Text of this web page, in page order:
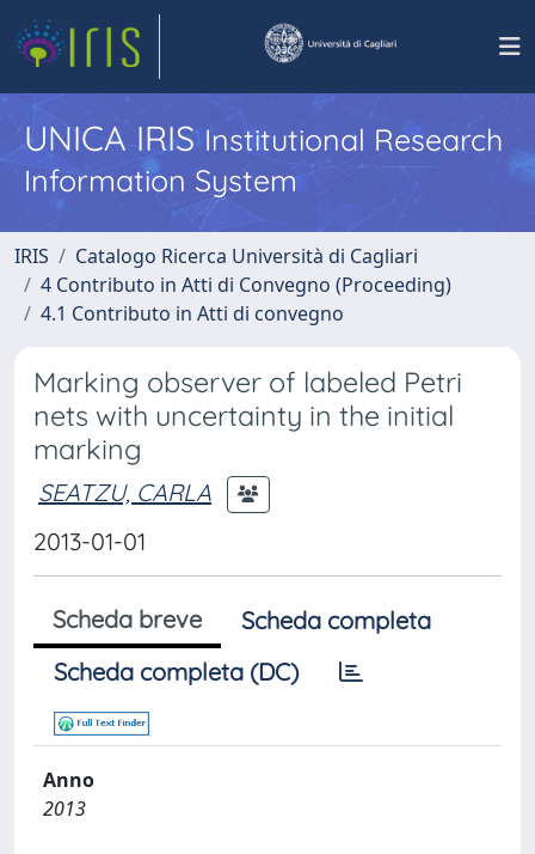
UNICA IRISInstitutional Research
Information System
IRIS
Catalogo Ricerca Università di Cagliari
4 Contributo in Atti di Convegno (Proceeding)
4.1 Contributo in Atti di convegno
Marking observer of labeled Petri
nets with uncertainty in the initial
marking
SEATZU, CARLA
2013-01-01
Scheda breve
Scheda completa
Scheda completa (DC)
Anno
2013